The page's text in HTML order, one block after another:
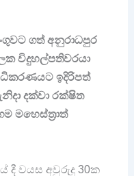
ගත් අනුරාධපුර
විදුහල්පතිවරයා
ඉදිරිපත්
දක්වා රක්ෂිත
මහෙස්ත්‍රාත්
දී වයස අවුරුදු 30ක